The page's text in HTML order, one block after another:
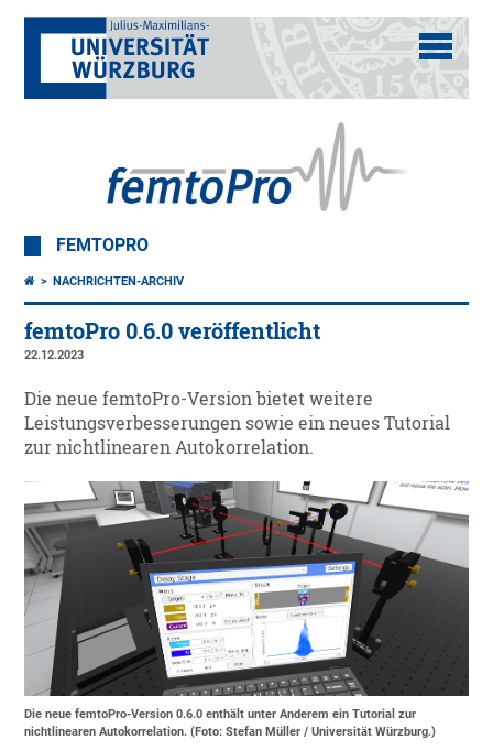
FEMTOPRO
NACHRICHTEN-ARCHIV
femtoPro 0.6.0 veröffentlicht
22.12.2023
Die neue femtoPro-Version bietet weitere
Leistungsverbesserungen sowie ein neues Tutorial
zur nichtlinearen Autokorrelation.
Die neue femtoPro-Version 0.6.0 enthält unter Anderem ein Tutorial zur
nichtlinearen Autokorrelation. (Foto: Stefan Müller / Universität Würzburg.)